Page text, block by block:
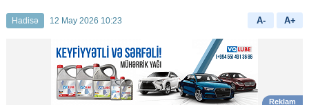
Hadisə 12 May 2026 10:23 A- A+